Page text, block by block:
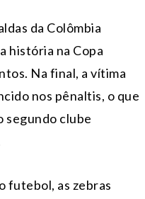
da Colômbia
história na Copa
Na final, a vítima
nos pênaltis, o que
segundo clube
futebol, as zebras